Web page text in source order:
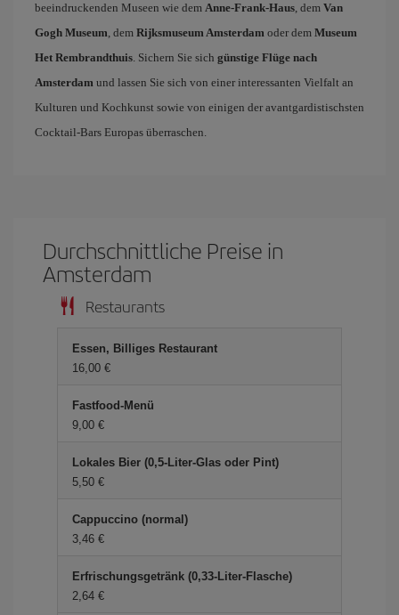
beeindruckenden Museen wie dem Anne-Frank-Haus, dem Van
Gogh Museum, dem Rijksmuseum Amsterdam oder dem Museum
Het Rembrandthuis. Sichern Sie sich günstige Flüge nach
Amsterdam und lassen Sie sich von einer interessanten Vielfalt an
Kulturen und Kochkunst sowie von einigen der avantgardistischsten
Cocktail-Bars Europas überraschen.
Durchschnittliche Preise in
Amsterdam
Restaurants
Essen, Billiges Restaurant
16,00 €
Fastfood-Menü
9,00 €
Lokales Bier (0,5-Liter-Glas oder Pint)
5,50 €
Cappuccino (normal)
3,46 €
Erfrischungsgetränk (0,33-Liter-Flasche)
2,64 €